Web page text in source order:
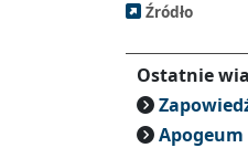
Źródło
Ostatnie
Apogeum